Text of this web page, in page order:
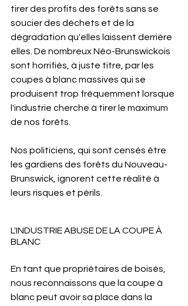
tirer des profits des forêts sans se
soucier des déchets et de la
dégradation qu'elles laissent derrière
elles. De nombreux Néo-Brunswickois
sont horrifiés, à juste titre, par les
coupes à blanc massives qui se
produisent trop fréquemment lorsque
l'industrie cherche à tirer le maximum
de nos forêts.
Nos politiciens, qui sont censés être
les gardiens des forêts du Nouveau-
Brunswick, ignorent cette réalité à
leurs risques et périls.
L'INDUSTRIE ABUSE DE LA COUPE À
BLANC
En tant que propriétaires de boisés,
nous reconnaissons que la coupe à
blanc peut avoir sa place dans la